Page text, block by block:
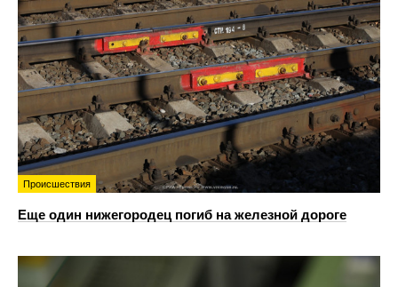
Происшествия
Еще один нижегородец погиб на железной дороге